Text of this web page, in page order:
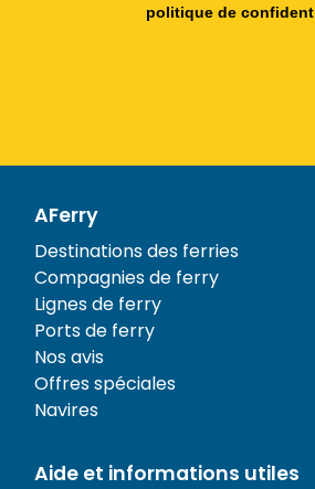
politique de
AFerry
Destinations des ferries
Compagnies de ferry
Lignes de ferry
Ports de ferry
Nos avis
Offres spéciales
Navires
Aide et informations utiles